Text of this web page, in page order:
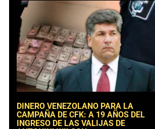
DINERO VENEZOLANO PARA LA
CAMPAÑA DE CFK: A 19 AÑOS DEL
INGRESO DE LAS VALIJAS DE